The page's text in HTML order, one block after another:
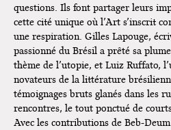
questions. Ils font partager leurs
cette cité unique où l’Art s’inscrit
une respiration. Gilles Lapouge,
passionné du Brésil a prêté sa
thème de l’utopie, et Luiz Ruffato,
novateurs de la littérature
témoignages bruts glanés dans les
rencontres, le tout ponctué de
Avec les contributions de Beb-